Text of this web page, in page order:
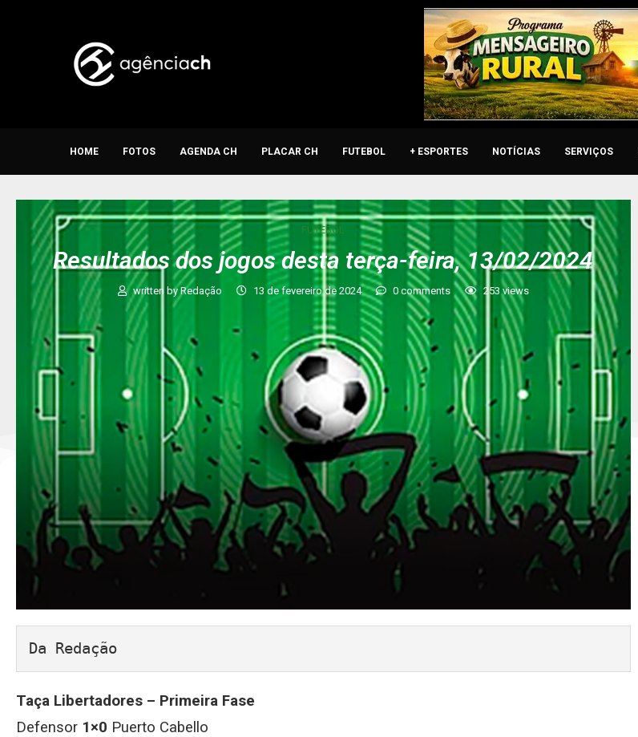
HOME FOTOS AGENDA CH PLACAR CH FUTEBOL + ESPORTES NOTÍCIAS SERVIÇOS
FUTEBOL
Resultados dos jogos desta terça-feira, 13/02/2024
written byRedação 13 de fevereiro de 2024 0 comments 253views
Da Redação
Taça Libertadores – Primeira Fase
Defensor 1×0 Puerto Cabello